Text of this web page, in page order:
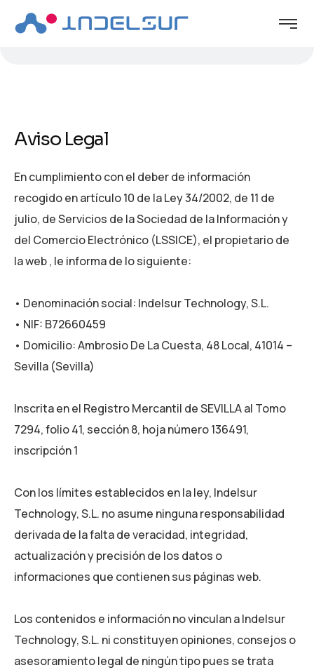
Aviso Legal
En cumplimiento con el deber de información
recogido en artículo 10 de la Ley 34/2002, de 11 de
julio, de Servicios de la Sociedad de la Información y
del Comercio Electrónico (LSSICE), el propietario de
la web , le informa de lo siguiente:
• Denominación social: Indelsur Technology, S.L.
• NIF: B72660459
• Domicilio: Ambrosio De La Cuesta, 48 Local, 41014 –
Sevilla (Sevilla)
Inscrita en el Registro Mercantil de SEVILLA al Tomo
7294, folio 41, sección 8, hoja número 136491,
inscripción 1
Con los límites establecidos en la ley, Indelsur
Technology, S.L. no asume ninguna responsabilidad
derivada de la falta de veracidad, integridad,
actualización y precisión de los datos o
informaciones que contienen sus páginas web.
Los contenidos e información no vinculan a Indelsur
Technology, S.L. ni constituyen opiniones, consejos o
asesoramiento legal de ningún tipo pues se trata